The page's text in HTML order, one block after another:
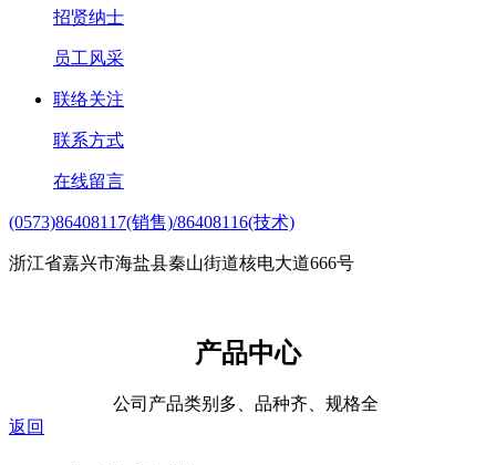
招贤纳士
员工风采
联络关注
联系方式
在线留言
(0573)86408117(销售)/86408116(技术)
浙江省嘉兴市海盐县秦山街道核电大道666号
产品中心
公司产品类别多、品种齐、规格全
返回